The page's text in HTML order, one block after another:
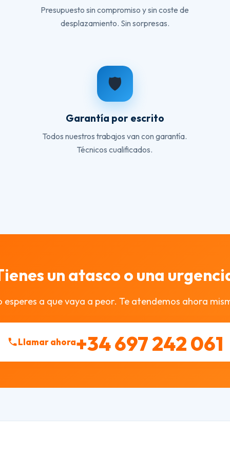
Presupuesto sin compromiso y sin coste de
desplazamiento. Sin sorpresas.
🛡️
Garantía por escrito
Todos nuestros trabajos van con garantía.
Técnicos cualificados.
un atasco o una
esperes a que vaya a peor. Te atendemos ahora
Llamar ahora+34 697 242 061